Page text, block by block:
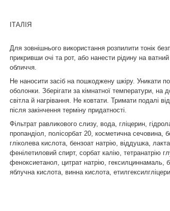
ІТАЛІЯ
Для зовнішнього використання розпилити тонік
прикривши очі та рот, або нанести рідину на
обличчя.
Не наносити засіб на пошкоджену шкіру. Уникати
оболонки. Зберігати за кімнатної температури, на
світла й нагрівання. Не ковтати. Тримати подалі
після закінчення терміну придатності.
Фільтрат равликового слизу, вода, гліцерин,
пропандіол, полісорбат 20, косметична сечовина,
гліколева кислота, бензоат натрію, віддушка,
фенілетиловий спирт, сорбат калію, тетранатрію
феноксиетанол, цитрат натрію, гексилциннамаль,
яблучна кислота, винна кислота,